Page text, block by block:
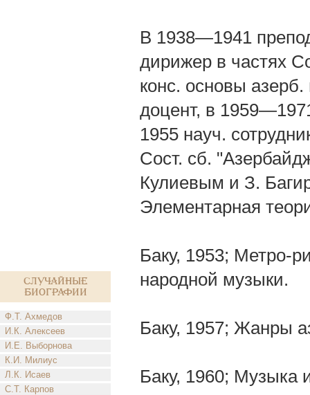
Случайные
биографии
Ф.Т. Ахмедов
И.К. Алексеев
И.Е. Выборнова
К.И. Милиус
Л.К. Исаев
С.Т. Карпов
В 1938—1941
дирижер в частях
конс. основы
доцент, в
1955 науч.
Сост. сб.
Кулиевым и З.
Элементарная
Баку, 1953; Метро-
народной музыки.
Баку, 1957; Жанры
Баку, 1960; Музыка